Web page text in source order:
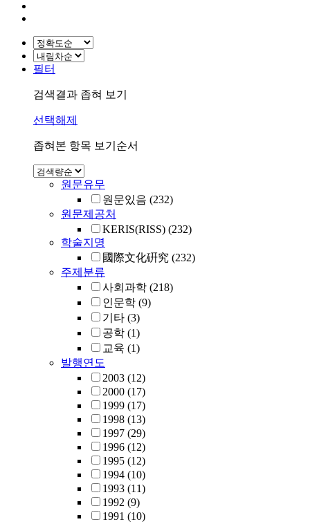
필터
검색결과 좁혀 보기
선택해제
좁혀본 항목 보기순서
원문유무
원문있음 (232)
원문제공처
KERIS(RISS) (232)
학술지명
國際文化硏究 (232)
주제분류
사회과학 (218)
인문학 (9)
기타 (3)
공학 (1)
교육 (1)
발행연도
2003 (12)
2000 (17)
1999 (17)
1998 (13)
1997 (29)
1996 (12)
1995 (12)
1994 (10)
1993 (11)
1992 (9)
1991 (10)